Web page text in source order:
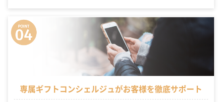
専属ギフトコンシェルジュがお客様を徹底サポート